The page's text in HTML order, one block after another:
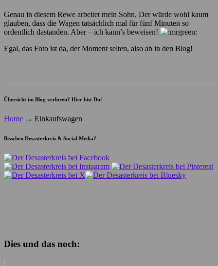
Genau in diesem Rewe arbeitet mein Sohn. Der würde wohl kaum
glauben, dass die Wagen tatsächlich mal für fünf Minuten so
ordentlich dastanden. Aber – ich kann’s beweisen!
Egal, das Foto ist da, der Moment selten, also ab in den Blog!
Übersicht im Blog verloren? Hier bist Du!
Home → Einkaufswagen
Bisschen Desasterkreis & Social Media?
Dies und das noch: